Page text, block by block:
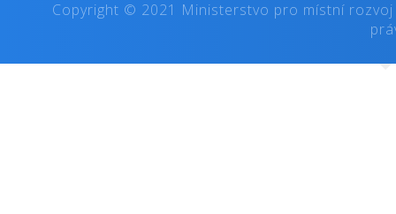
Copyright © 2021 Ministerstvo pro místní rozvoj